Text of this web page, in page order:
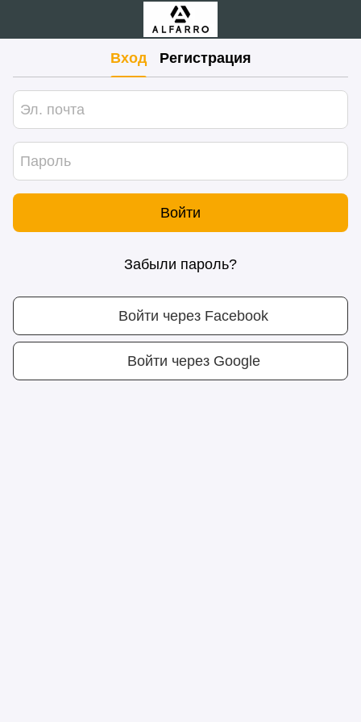
Вход Регистрация
Войти
Забыли пароль?
Войти через Facebook
Войти через Google